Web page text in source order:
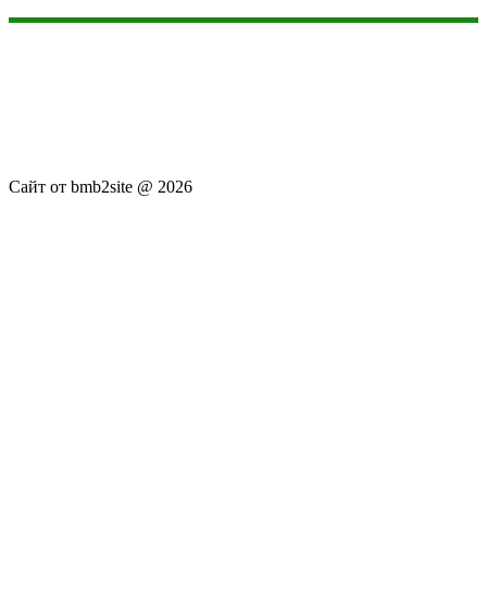
Сайт от bmb2site @ 2026